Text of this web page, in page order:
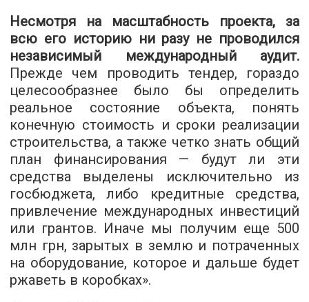
Несмотря на масштабность проекта, за
всю его историю ни разу не проводился
независимый международный аудит.
Прежде чем проводить тендер, гораздо
целесообразнее было бы определить
реальное состояние объекта, понять
конечную стоимость и сроки реализации
строительства, а также четко знать общий
план финансирования — будут ли эти
средства выделены исключительно из
госбюджета, либо кредитные средства,
привлечение международных инвестиций
или грантов. Иначе мы получим еще 500
млн грн, зарытых в землю и потраченных
на оборудование, которое и дальше будет
ржаветь в коробках».